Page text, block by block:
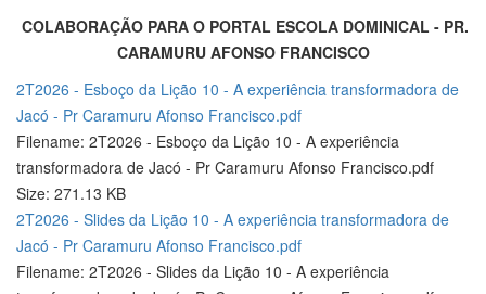
COLABORAÇÃO PARA O PORTAL ESCOLA DOMINICAL - PR.
CARAMURU AFONSO FRANCISCO
2T2026 - Esboço da Lição 10 - A experiência transformadora de
Jacó - Pr Caramuru Afonso Francisco.pdf
Filename: 2T2026 - Esboço da Lição 10 - A experiência
transformadora de Jacó - Pr Caramuru Afonso Francisco.pdf
Size: 271.13 KB
2T2026 - Slides da Lição 10 - A experiência transformadora de
Jacó - Pr Caramuru Afonso Francisco.pdf
Filename: 2T2026 - Slides da Lição 10 - A experiência